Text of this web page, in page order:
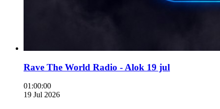
Rave The World Radio - Alok 19 jul
01:00:00
19 Jul 2026